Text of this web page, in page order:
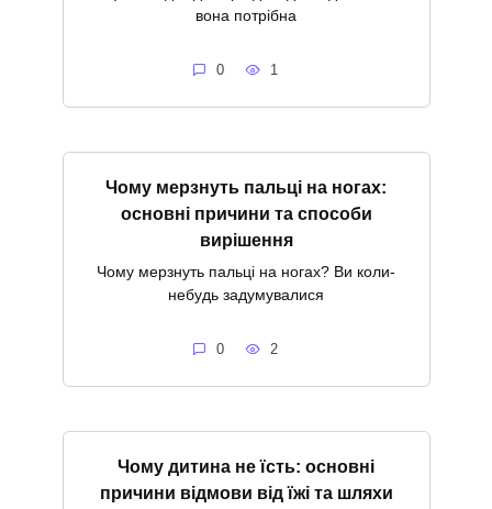
вона потрібна
0 1
Чому мерзнуть пальці на ногах:
основні причини та способи
вирішення
Чому мерзнуть пальці на ногах? Ви коли-
небудь задумувалися
0 2
Чому дитина не їсть: основні
причини відмови від їжі та шляхи